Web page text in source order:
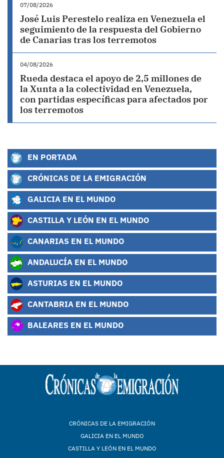
07/08/2026
José Luis Perestelo realiza en Venezuela el
seguimiento de la respuesta del Gobierno
de Canarias tras los terremotos
04/08/2026
Rueda destaca el apoyo de 2,5 millones de
la Xunta a la colectividad en Venezuela,
con partidas específicas para afectados por
los terremotos
EN PORTADA
CRÓNICAS DE LA EMIGRACIÓN
GALICIA EN EL MUNDO
CASTILLA Y LEÓN EN EL MUNDO
CANARIAS EN EL MUNDO
ANDALUCÍA EN EL MUNDO
ASTURIAS EN EL MUNDO
CANTABRIA EN EL MUNDO
BALEARES EN EL MUNDO
CRÓNICAS DE LA EMIGRACIÓN
GALICIA EN EL MUNDO
CASTILLA Y LEÓN EN EL MUNDO